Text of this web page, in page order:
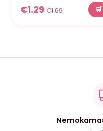
€1.29 €1.69